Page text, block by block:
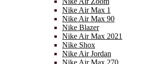
Nike Air Max 1
Nike Air Max 90
Nike Blazer
Nike Air Max 2021
Nike Shox
Nike Air Jordan
Nike Air Max 270